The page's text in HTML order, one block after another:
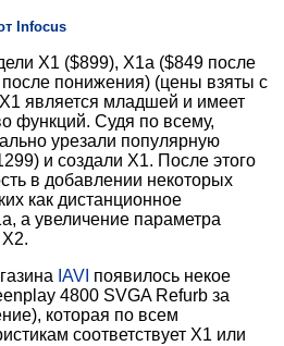
Infocus
Х1 ($899), Х1а ($849 после
понижения) (цены взяты с
является младшей и имеет
функций. Судя по всему,
урезали популярную
и создали Х1. После этого
в добавлении некоторых
как дистанционное
а увеличение параметра
Х2.
IAVI появилось некое
4800 SVGA Refurb за
которая по всем
соответствует Х1 или